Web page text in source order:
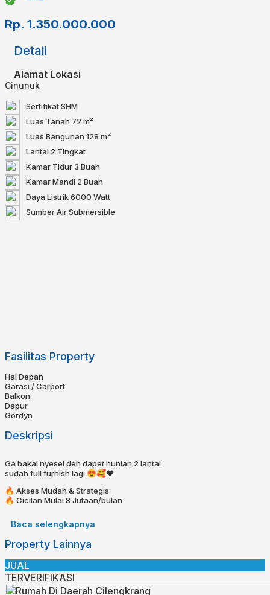
Rp. 1.350.000.000
Detail
Alamat Lokasi
Cinunuk
SertifikatSHM
Luas Tanah 72 m²
Luas Bangunan 128 m²
Lantai 2 Tingkat
Kamar Tidur 3 Buah
Kamar Mandi 2 Buah
Daya Listrik6000 Watt
Sumber AirSubmersible
Fasilitas Property
Hal Depan
Garasi / Carport
Balkon
Dapur
Gordyn
Deskripsi
Ga bakal nyesel deh dapet hunian 2 lantai
sudah full furnish lagi 😍🥰❤️
🔥 Akses Mudah & Strategis
🔥 Cicilan Mulai 8 Jutaan/bulan⁣⁣
🔥 Bebas Banjir⁣⁣
⁣⁣📍 5 menit ke Griya
Spesifikasi:⁣⁣⁣⁣
Sertifikat : SHM LENGKAP
Baca selengkapnya
Property Lainnya
JUAL
TERVERIFIKASI